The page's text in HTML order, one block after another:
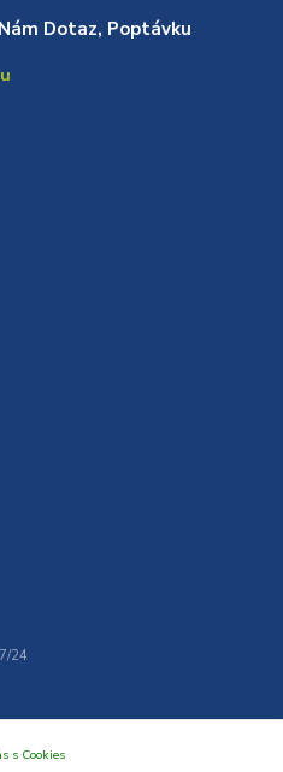
Dotaz, Poptávku
24
s Cookies